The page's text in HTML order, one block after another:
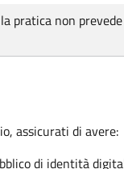
pratica non
assicurati di avere:
di identità